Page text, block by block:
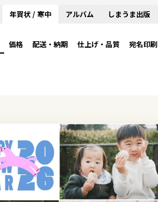
年賀状 / 寒中 アルバム しまうま出版
価格 配送・納期 仕上げ・品質 宛名印刷